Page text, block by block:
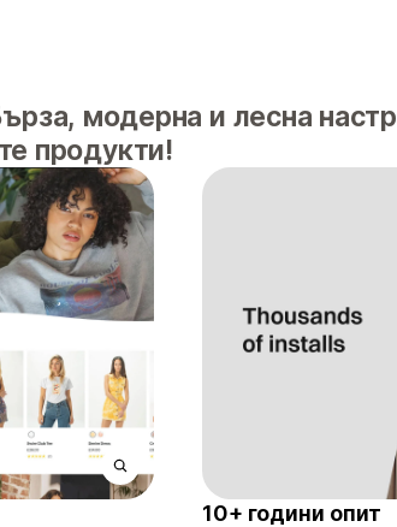
модерна и лесна
продукти!
10+ години опит